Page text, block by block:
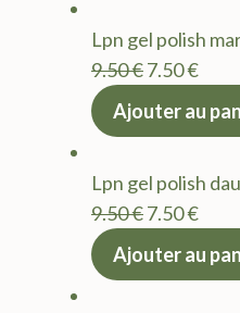
Lpn gel polish
9.50€Le
prix
9.50 €.
7.50€Le
actuel
7.50
Ajouter au
Lpn gel polish
9.50€Le
prix
7.50€Le
actuel
Ajouter au